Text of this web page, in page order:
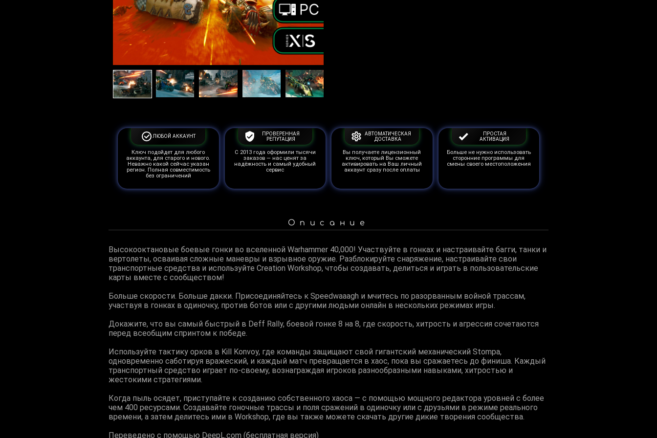
ЛЮБОЙ АККАУНТ
Ключ подойдет для любого
аккаунта, для старого и нового.
Неважно какой сейчас указан
регион. Полная совместимость
без ограничений
ПРОВЕРЕННАЯ
РЕПУТАЦИЯ
С 2013 года оформили тысячи
заказов — нас ценят за
надёжность и самый удобный
сервис
АВТОМАТИЧЕСКАЯ
ДОСТАВКА
Вы получаете лицензионный
ключ, который Вы сможете
активировать на Ваш личный
аккаунт сразу после оплаты
ПРОСТАЯ
АКТИВАЦИЯ
Больше не нужно использовать
сторонние программы для
смены своего местоположения
Описание
Высокооктановые боевые гонки во вселенной Warhammer 40,000! Участвуйте в гонках и настраивайте багги, танки и
вертолеты, осваивая сложные маневры и взрывное оружие. Разблокируйте снаряжение, настраивайте свои
транспортные средства и используйте Creation Workshop, чтобы создавать, делиться и играть в пользовательские
карты вместе с сообществом!
Больше скорости. Больше дакки. Присоединяйтесь к Speedwaaagh и мчитесь по разорванным войной трассам,
участвуя в гонках в одиночку, против ботов или с другими людьми онлайн в нескольких режимах игры.
Докажите, что вы самый быстрый в Deff Rally, боевой гонке 8 на 8, где скорость, хитрость и агрессия сочетаются
перед всеобщим спринтом к победе.
Используйте тактику орков в Kill Konvoy, где команды защищают свой гигантский механический Stompa,
одновременно саботируя вражеский, и каждый матч превращается в хаос, пока вы сражаетесь до финиша. Каждый
транспортный средство играет по-своему, вознаграждая игроков разнообразными навыками, хитростью и
жестокими стратегиями.
Когда пыль осядет, приступайте к созданию собственного хаоса — с помощью мощного редактора уровней с более
чем 400 ресурсами. Создавайте гоночные трассы и поля сражений в одиночку или с друзьями в режиме реального
времени, а затем делитесь ими в Workshop, где вы также можете скачать другие дикие творения сообщества.
Переведено с помощью DeepL.com (бесплатная версия)